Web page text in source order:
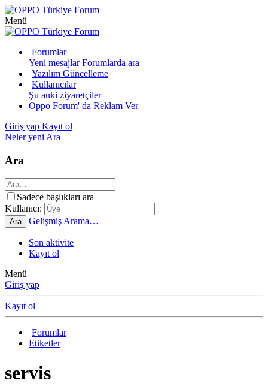
Menü
Forumlar
Yeni mesajlar Forumlarda ara
Yazılım Güncelleme
Kullanıcılar
Şu anki ziyaretçiler
Oppo Forum' da Reklam Ver
Giriş yap Kayıt ol
Neler yeni Ara
Ara
Sadece başlıkları ara
Kullanıcı:
Ara Gelişmiş Arama…
Son aktivite
Kayıt ol
Menü
Giriş yap
Kayıt ol
Forumlar
Etiketler
servis